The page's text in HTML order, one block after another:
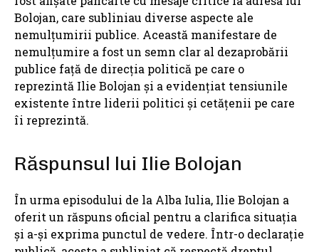
Bolojan, care subliniau diverse aspecte ale
nemulțumirii publice. Această manifestare de
nemulțumire a fost un semn clar al dezaprobării
publice față de direcția politică pe care o
reprezintă Ilie Bolojan și a evidențiat tensiunile
existente între liderii politici și cetățenii pe care
îi reprezintă.
Răspunsul lui Ilie Bolojan
În urma episodului de la Alba Iulia, Ilie Bolojan a
oferit un răspuns oficial pentru a clarifica situația
și a-și exprima punctul de vedere. Într-o declarație